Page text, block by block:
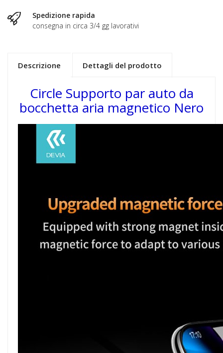
Spedizione rapida
consegna in circa 3/4 gg lavorativi
Descrizione Dettagli del prodotto
Circle Supporto par auto da
bocchetta aria magnetico Nero